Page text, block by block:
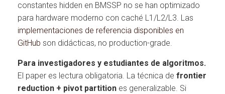
constantes hidden en BMSSP no se han optimizado
para hardware moderno con caché L1/L2/L3. Las
implementaciones de referencia disponibles en
GitHub son didácticas, no production-grade.
Para investigadores y estudiantes de algoritmos.
El paper es lectura obligatoria. La técnica de frontier
reduction + pivot partition es generalizable. Si